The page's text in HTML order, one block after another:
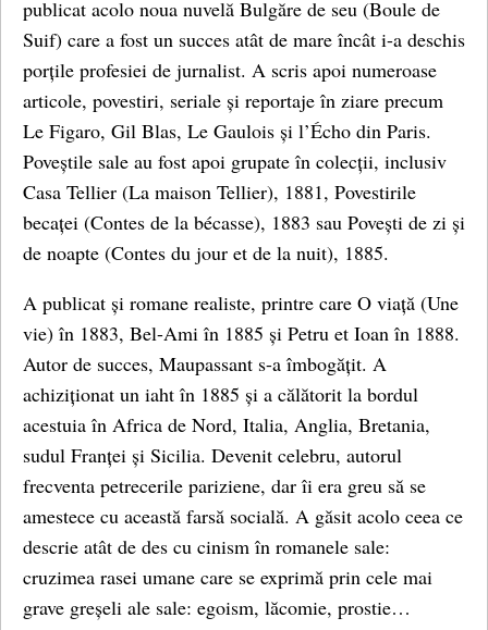
publicat acolo noua nuvelă Bulgăre de seu (Boule de
Suif) care a fost un succes atât de mare încât i-a deschis
porțile profesiei de jurnalist. A scris apoi numeroase
articole, povestiri, seriale și reportaje în ziare precum
Le Figaro, Gil Blas, Le Gaulois și l’Écho din Paris.
Poveștile sale au fost apoi grupate în colecții, inclusiv
Casa Tellier (La maison Tellier), 1881, Povestirile
becaței (Contes de la bécasse), 1883 sau Povești de zi și
de noapte (Contes du jour et de la nuit), 1885.
A publicat și romane realiste, printre care O viață (Une
vie) în 1883, Bel-Ami în 1885 și Petru et Ioan în 1888.
Autor de succes, Maupassant s-a îmbogățit. A
achiziționat un iaht în 1885 și a călătorit la bordul
acestuia în Africa de Nord, Italia, Anglia, Bretania,
sudul Franței și Sicilia. Devenit celebru, autorul
frecventa petrecerile pariziene, dar îi era greu să se
amestece cu această farsă socială. A găsit acolo ceea ce
descrie atât de des cu cinism în romanele sale:
cruzimea rasei umane care se exprimă prin cele mai
grave greșeli ale sale: egoism, lăcomie, prostie…